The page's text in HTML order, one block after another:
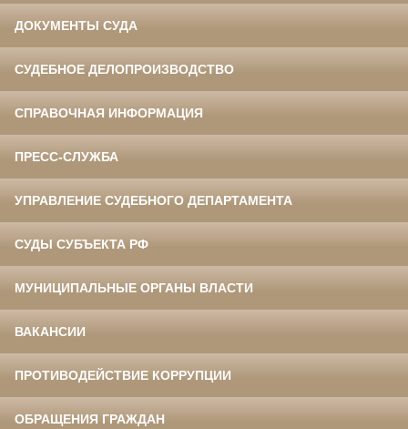
ДОКУМЕНТЫ СУДА
СУДЕБНОЕ ДЕЛОПРОИЗВОДСТВО
СПРАВОЧНАЯ ИНФОРМАЦИЯ
ПРЕСС-СЛУЖБА
УПРАВЛЕНИЕ СУДЕБНОГО ДЕПАРТАМЕНТА
СУДЫ СУБЪЕКТА РФ
МУНИЦИПАЛЬНЫЕ ОРГАНЫ ВЛАСТИ
ВАКАНСИИ
ПРОТИВОДЕЙСТВИЕ КОРРУПЦИИ
ОБРАЩЕНИЯ ГРАЖДАН